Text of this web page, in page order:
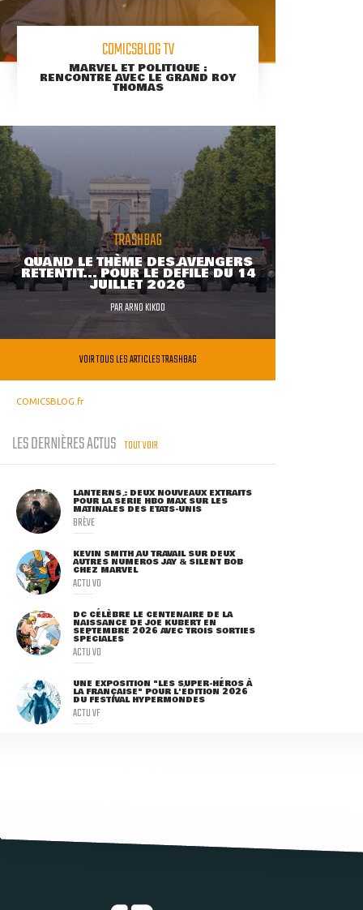
COMICSBLOG TV
MARVEL ET POLITIQUE :
RENCONTRE AVEC LE GRAND ROY
THOMAS
TRASHBAG
QUAND LE THÈME DES AVENGERS
RETENTIT... POUR LE DÉFILÉ DU 14
JUILLET 2026
PARARNO KIKOO
VOIR TOUS LES ARTICLES TRASHBAG
COMICSBLOG.fr
LES DERNIÈRES ACTUS TOUT VOIR
LANTERNS : DEUX NOUVEAUX EXTRAITS
POUR LA SÉRIE HBO MAX SUR LES
MATINALES DES ETATS-UNIS
BRÈVE
KEVIN SMITH AU TRAVAIL SUR DEUX
AUTRES NUMÉROS JAY & SILENT BOB
CHEZ MARVEL
ACTU VO
DC CÉLÈBRE LE CENTENAIRE DE LA
NAISSANCE DE JOE KUBERT EN
SEPTEMBRE 2026 AVEC TROIS SORTIES
SPÉCIALES
ACTU VO
UNE EXPOSITION "LES SUPER-HÉROS À
LA FRANÇAISE" POUR L'ÉDITION 2026
DU FESTIVAL HYPERMONDES
ACTU VF